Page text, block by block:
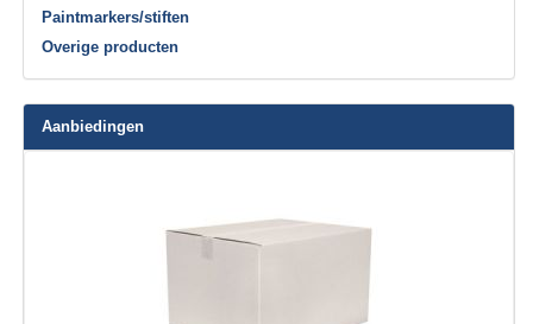
Paintmarkers/stiften
Overige producten
Aanbiedingen